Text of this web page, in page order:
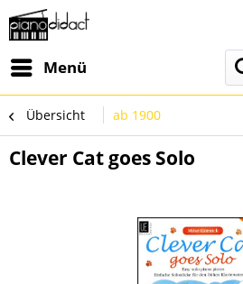
Menü
Übersicht ab 1900
Clever Cat goes Solo